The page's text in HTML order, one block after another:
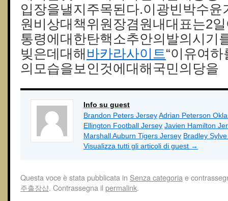
입장을낼지주목된다.이광빈박수윤
원비상대책위원장겸원내대표는2
통령에대한탄핵소추안의발의시기
빚은데대해 바카라사이트“이유여
의모습을보인것에대해국민의당을
Info su guest
Brandon Peters JerseyAdrian Peterson
Ellington Football Jersey Javien Hamilton
Marshall Auburn Tigers Jersey Bradley
Visualizza tutti gli articoli di guest →
Questa voce è stata pubblicata in Senza categoria e
주 출장샵. Contrassegna il permalink.